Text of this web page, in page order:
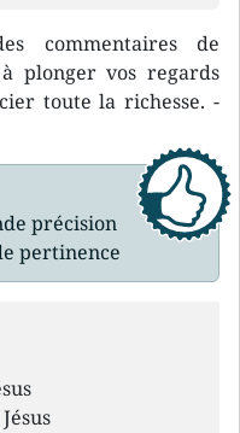
commentaires de
plonger vos regards
toute la richesse. -
précision
pertinence